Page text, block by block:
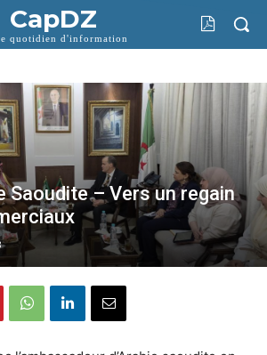
CapDZ
quotidien d'information
Saoudite – Vers un regain